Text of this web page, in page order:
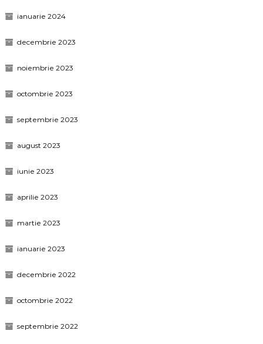
ianuarie 2024
decembrie 2023
noiembrie 2023
octombrie 2023
septembrie 2023
august 2023
iunie 2023
aprilie 2023
martie 2023
ianuarie 2023
decembrie 2022
octombrie 2022
septembrie 2022